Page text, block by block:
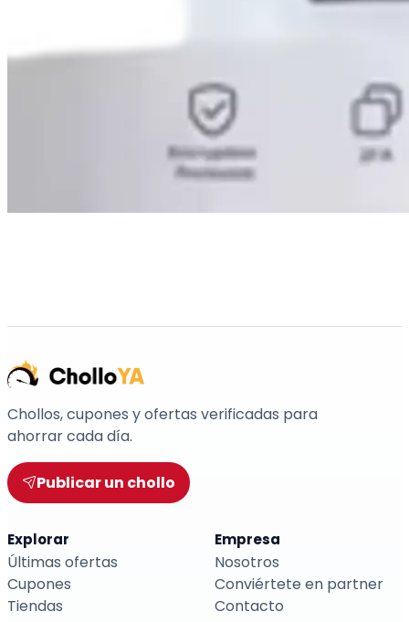
Chollos, cupones y ofertas verificadas para
ahorrar cada día.
Publicar un chollo
Explorar
Últimas ofertas
Cupones
Tiendas
Empresa
Nosotros
Conviértete en partner
Contacto